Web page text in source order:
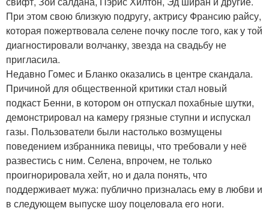
При этом свою близкую подругу, актрису Франсию райсу,
которая пожертвовала селене почку после того, как у той
диагностировали волчанку, звезда на свадьбу не
пригласила.
Недавно Гомес и Бланко оказались в центре скандала.
Причиной для общественной критики стал новый
подкаст Бенни, в котором он отпускал похабные шутки,
демонстрировал на камеру грязные ступни и испускал
газы. Пользователи были настолько возмущены
поведением избранника певицы, что требовали у неё
развестись с ним. Селена, впрочем, не только
проигнорировала хейт, но и дала понять, что
поддерживает мужа: публично призналась ему в любви и
в следующем выпуске шоу поцеловала его ноги.